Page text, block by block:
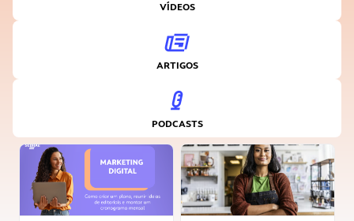
VÍDEOS
ARTIGOS
PODCASTS